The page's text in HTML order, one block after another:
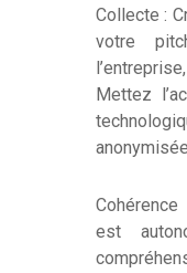
Collecte :
votre
Mettez
est